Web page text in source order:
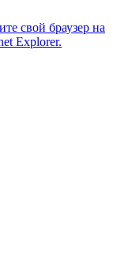
свой браузер на
Explorer.